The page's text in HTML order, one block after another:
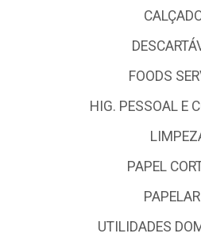
FOODS
HIG. PESSOAL E
PAPEL
UTILIDADES